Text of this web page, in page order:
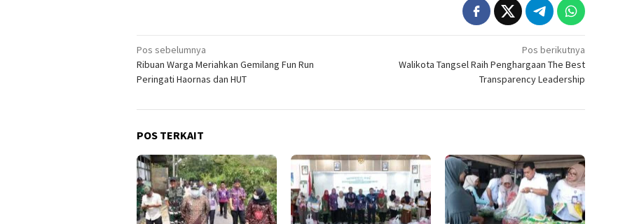
Navigasi
pos
Pos sebelumnya
Ribuan Warga Meriahkan Gemilang Fun Run
Peringati Haornas dan HUT
Pos berikutnya
Walikota Tangsel Raih Penghargaan The Best
Transparency Leadership
POS TERKAIT